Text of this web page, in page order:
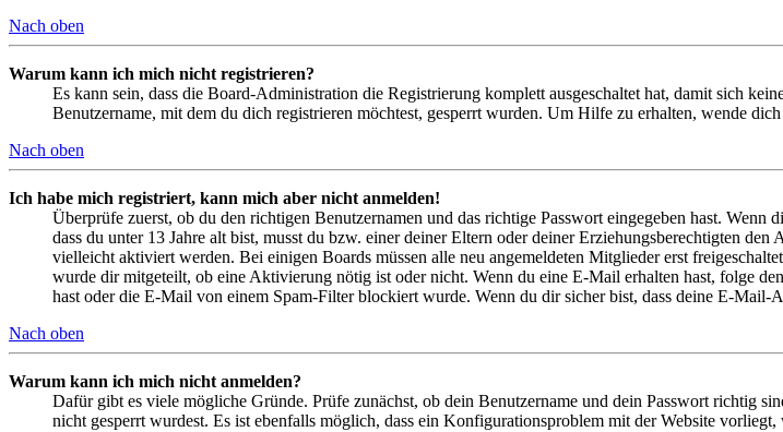
Nach oben
Warum kann ich mich nicht registrieren?
Es kann sein, dass die Board-Administration die Registrierung komplett ausgeschaltet hat, damit sich
Benutzername, mit dem du dich registrieren möchtest, gesperrt wurden. Um Hilfe zu erhalten, wende
Nach oben
Ich habe mich registriert, kann mich aber nicht anmelden!
Überprüfe zuerst, ob du den richtigen Benutzernamen und das richtige Passwort eingegeben hast. Wenn
dass du unter 13 Jahre alt bist, musst du bzw. einer deiner Eltern oder deiner Erziehungsberechtigten
vielleicht aktiviert werden. Bei einigen Boards müssen alle neu angemeldeten Mitglieder erst
wurde dir mitgeteilt, ob eine Aktivierung nötig ist oder nicht. Wenn du eine E-Mail erhalten hast, folge
hast oder die E-Mail von einem Spam-Filter blockiert wurde. Wenn du dir sicher bist, dass deine E-Mail-
Nach oben
Warum kann ich mich nicht anmelden?
Dafür gibt es viele mögliche Gründe. Prüfe zunächst, ob dein Benutzername und dein Passwort richtig
nicht gesperrt wurdest. Es ist ebenfalls möglich, dass ein Konfigurationsproblem mit der Website